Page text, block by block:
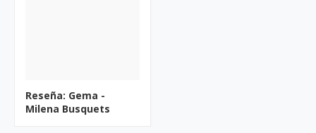
Reseña: Gema -
Milena Busquets